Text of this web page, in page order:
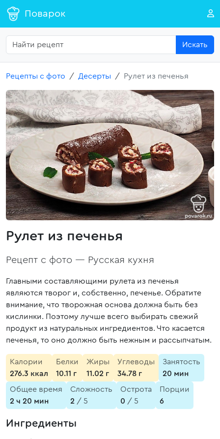
Поварок
Искать
Рецепты с фото Десерты Рулет из печенья
Рулет из печенья
Рецепт с фото — Русская кухня
Главными составляющими рулета из печенья
являются творог и, собственно, печенье. Обратите
внимание, что творожная основа должна быть без
кислинки. Поэтому лучше всего выбирать свежий
продукт из натуральных ингредиентов. Что касается
печенья, то оно должно быть нежным и рассыпчатым.
Калории
276.3 ккал
Белки
10.11 г
Жиры
11.02 г
Углеводы
34.78 г
Занятость
20 мин
Общее время
2 ч 20 мин
Сложность
2 / 5
Острота
0 / 5
Порции
6
Ингредиенты